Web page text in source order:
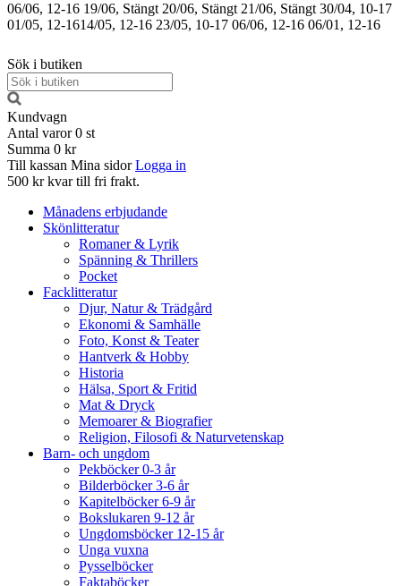
06/06, 12-16 19/06, Stängt 20/06, Stängt 21/06, Stängt 30/04, 10-17
01/05, 12-1614/05, 12-16 23/05, 10-17 06/06, 12-16 06/01, 12-16
Sök i butiken
Kundvagn
Antal varor 0 st
Summa 0 kr
Till kassan Mina sidor Logga in
500 kr kvar till fri frakt.
Månadens erbjudande
Skönlitteratur
Romaner & Lyrik
Spänning & Thrillers
Pocket
Facklitteratur
Djur, Natur & Trädgård
Ekonomi & Samhälle
Foto, Konst & Teater
Hantverk & Hobby
Historia
Hälsa, Sport & Fritid
Mat & Dryck
Memoarer & Biografier
Religion, Filosofi & Naturvetenskap
Barn- och ungdom
Pekböcker 0-3 år
Bilderböcker 3-6 år
Kapitelböcker 6-9 år
Bokslukaren 9-12 år
Ungdomsböcker 12-15 år
Unga vuxna
Pysselböcker
Faktaböcker